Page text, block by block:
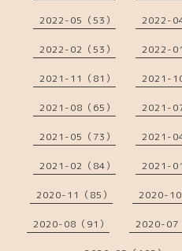
2022-05（53） 2022-
2022-02（53） 2022-
2021-11（81） 2021-
2021-08（65） 2021-
2021-05（73） 2021-
2021-02（84） 2021-
2020-11（85） 2020-10
2020-08（91） 2020-07